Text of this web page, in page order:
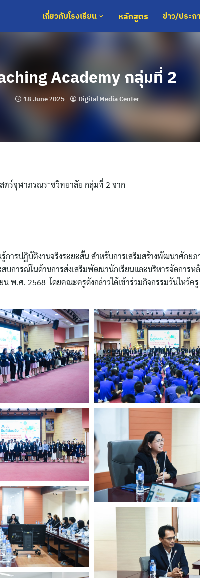
เกี่ยวกับโรงเรียน หลักสูตร ข่าว/ประก
Academy กลุ่มที่ 2
18 June 2025 Digital Media Center
ตร์จุฬาภรณราชวิทยาลัย กลุ่มที่ 2 จาก
นรู้การปฏิบัติงานจริงระยะสั้น สำหรับการเสริมสร้างพัฒนาศักย
บการณ์ในด้านการส่งเสริมพัฒนานักเรียนและบริหารจัดการห
พ.ศ. 2568 โดยคณะครูดังกล่าวได้เข้าร่วมกิจกรรมวันไหว้ค